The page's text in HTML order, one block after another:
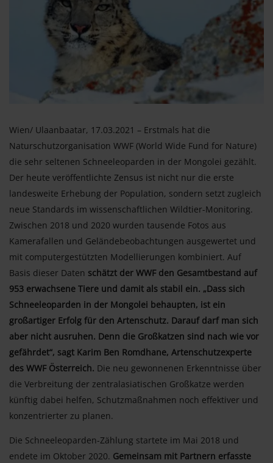
Wien/ Ulaanbaatar, 17.03.2021 – Erstmals hat die
Naturschutzorganisation WWF (World Wide Fund for Nature)
die sehr seltenen Schneeleoparden in der Mongolei gezählt.
Der heute veröffentlichte Zensus ist nicht nur die erste
landesweite Erhebung der Population, sondern setzt zugleich
neue Standards im wissenschaftlichen Wildtier-Monitoring.
Zwischen 2018 und 2020 wurden tausende Fotos aus
Kamerafallen und Geländebeobachtungen ausgewertet und
mit computergestützten Modellierungen kombiniert. Auf
Basis dieser Daten schätzt der WWF den Gesamtbestand auf
953 erwachsene Tiere und damit als stabil ein. „Dass sich
Schneeleoparden in der Mongolei behaupten, ist ein
großartiger Erfolg für den Artenschutz. Darauf darf man sich
aber nicht ausruhen. Denn die Großkatzen sind nach wie vor
gefährdet“, sagt Karim Ben Romdhane, Artenschutzexperte
des WWF Österreich. Die neu gewonnenen Erkenntnisse über
die Verbreitung der zentralasiatischen Großkatze werden
künftig dabei helfen, Schutzmaßnahmen noch effektiver und
konzentrierter zu planen.
Die Schneeleoparden-Zählung startete im Mai 2018 und
endete im Oktober 2020. Gemeinsam mit Partnern erfasste